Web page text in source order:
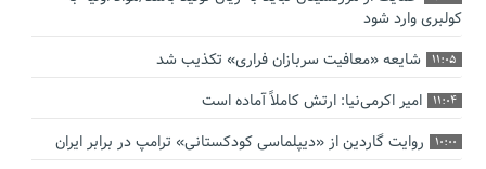
کولبری وارد شود
11:05 شایعه «معافیت سربازان فراری» تکذیب شد
11:04 امیر اکرمی‌نیا: ارتش کاملاً آماده است
10:00 روایت گاردین از «دیپلماسی کودکستانی» ترامپ در برابر ایران